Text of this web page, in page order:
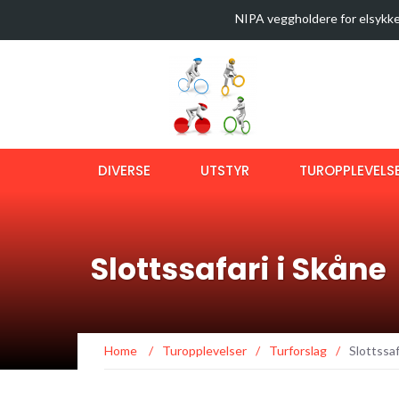
Latest News
NIPA veggholdere for
Sykkeltur i Østmarka (video)
Ny bok om langtursykling
OptiShokz Revvez solbriller
DIVERSE UTSTYR
Slottssafari i Skåne
Home / Turopplevelser / Turforslag /